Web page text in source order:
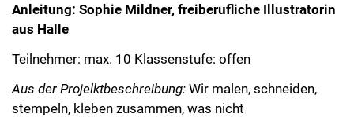
Anleitung: Sophie Mildner, freiberufliche Illustratorin
aus Halle
Teilnehmer: max. 10 Klassenstufe: offen
Aus der Projelktbeschreibung: Wir malen, schneiden,
stempeln, kleben zusammen, was nicht